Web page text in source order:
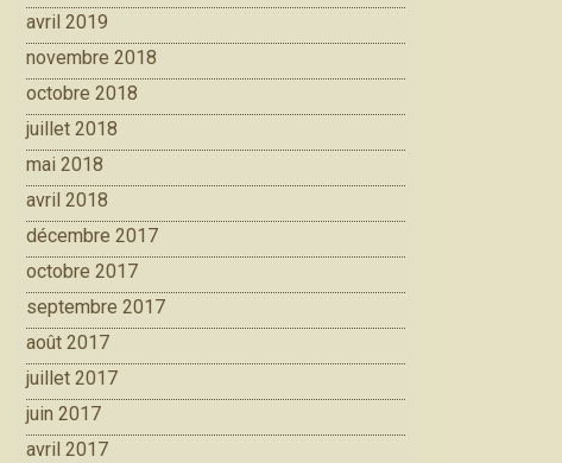
avril 2019
novembre 2018
octobre 2018
juillet 2018
mai 2018
avril 2018
décembre 2017
octobre 2017
septembre 2017
août 2017
juillet 2017
juin 2017
avril 2017